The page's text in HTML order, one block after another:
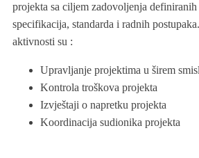
projekta sa ciljem zadovoljenja
specifikacija, standarda i radnih
aktivnosti su :
Upravljanje projektima u širem
Kontrola troškova projekta
Izvještaji o napretku projekta
Koordinacija sudionika projekta